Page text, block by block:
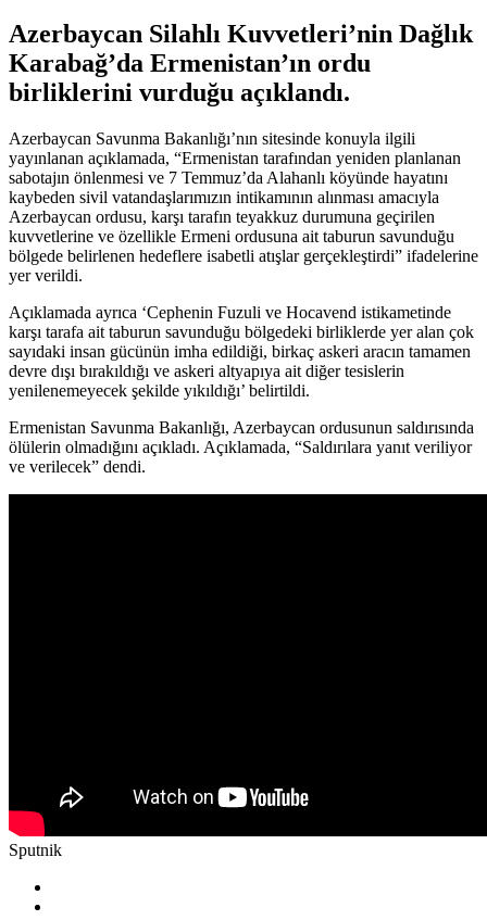
Azerbaycan Silahlı Kuvvetleri’nin Dağlık
Karabağ’da Ermenistan’ın ordu
birliklerini vurduğu açıklandı.
Azerbaycan Savunma Bakanlığı’nın sitesinde konuyla ilgili
yayınlanan açıklamada, “Ermenistan tarafından yeniden planlanan
sabotajın önlenmesi ve 7 Temmuz’da Alahanlı köyünde hayatını
kaybeden sivil vatandaşlarımızın intikamının alınması amacıyla
Azerbaycan ordusu, karşı tarafın teyakkuz durumuna geçirilen
kuvvetlerine ve özellikle Ermeni ordusuna ait taburun savunduğu
bölgede belirlenen hedeflere isabetli atışlar gerçekleştirdi” ifadelerine
yer verildi.
Açıklamada ayrıca ‘Cephenin Fuzuli ve Hocavend istikametinde
karşı tarafa ait taburun savunduğu bölgedeki birliklerde yer alan çok
sayıdaki insan gücünün imha edildiği, birkaç askeri aracın tamamen
devre dışı bırakıldığı ve askeri altyapıya ait diğer tesislerin
yenilenemeyecek şekilde yıkıldığı’ belirtildi.
Ermenistan Savunma Bakanlığı, Azerbaycan ordusunun saldırısında
ölülerin olmadığını açıkladı. Açıklamada, “Saldırılara yanıt veriliyor
ve verilecek” dendi.
Sputnik